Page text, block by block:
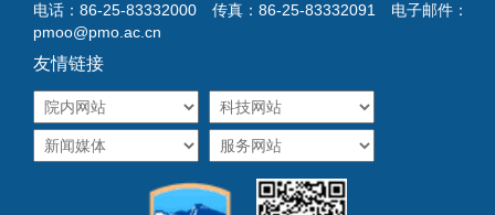
电话：86-25-83332000 传真：86-25-83332091 电子邮件：
pmoo@pmo.ac.cn
友情链接